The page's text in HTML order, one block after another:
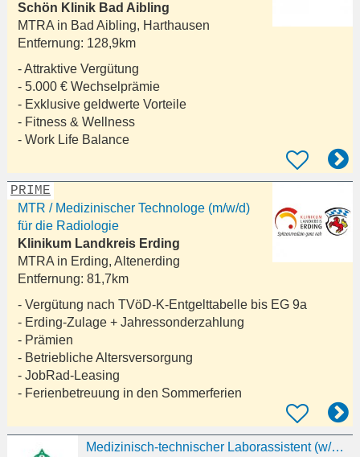
Schön Klinik Bad Aibling
MTRA in Bad Aibling, Harthausen
Entfernung: 128,9km
- Attraktive Vergütung
- 5.000 € Wechselprämie
- Exklusive geldwerte Vorteile
- Fitness & Wellness
- Work Life Balance
PRIME
MTR / Medizinischer Technologe (m/w/d)
für die Radiologie
Klinikum Landkreis Erding
MTRA in Erding, Altenerding
Entfernung: 81,7km
- Vergütung nach TVöD-K-Entgelttabelle bis EG 9a
- Erding-Zulage + Jahressonderzahlung
- Prämien
- Betriebliche Altersversorgung
- JobRad-Leasing
- Ferienbetreuung in den Sommerferien
Medizinisch-technischer Laborassistent (w/m/d)